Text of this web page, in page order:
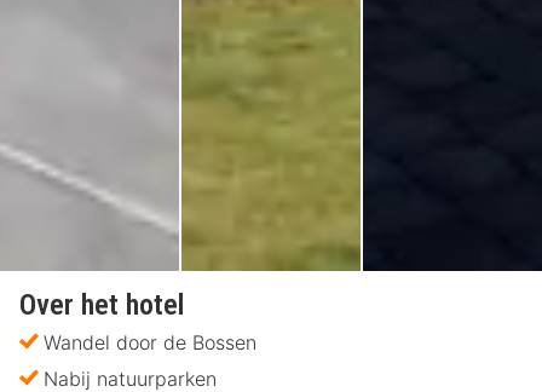
Over het hotel
Wandel door de Bossen
Nabij natuurparken